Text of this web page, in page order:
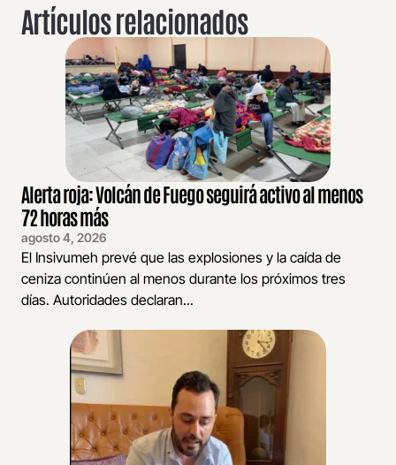
Artículos relacionados
Alerta roja: Volcán de Fuego seguirá activo al menos
72 horas más
agosto 4, 2026
El Insivumeh prevé que las explosiones y la caída de
ceniza continúen al menos durante los próximos tres
días. Autoridades declaran...